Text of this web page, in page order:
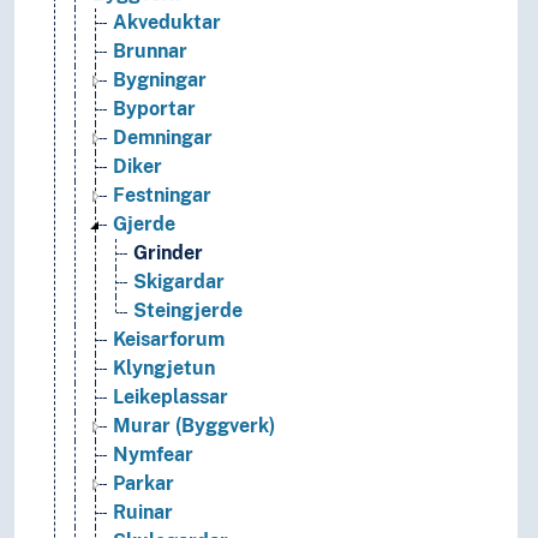
Akveduktar
Brunnar
Bygningar
Byportar
Demningar
Diker
Festningar
Gjerde
Grinder
Skigardar
Steingjerde
Keisarforum
Klyngjetun
Leikeplassar
Murar (Byggverk)
Nymfear
Parkar
Ruinar